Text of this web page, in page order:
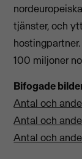
tjänster, och
100 miljoner
Bifogade
Antal och
Antal och
Antal och